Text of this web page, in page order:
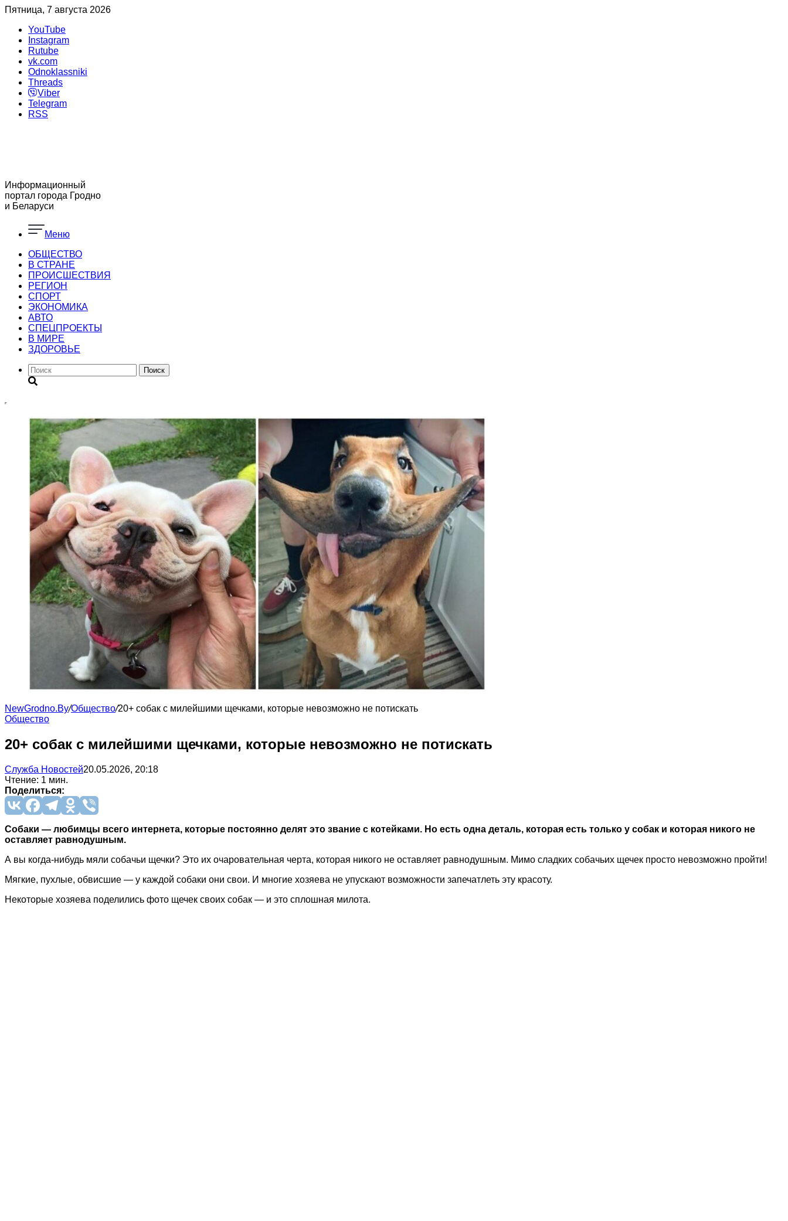
Пятница, 7 августа 2026
YouTube
Instagram
Rutube
vk.com
Odnoklassniki
Threads
Viber
Telegram
RSS
Информационный
портал города Гродно
и Беларуси
Меню
ОБЩЕСТВО
В СТРАНЕ
ПРОИСШЕСТВИЯ
РЕГИОН
CПОРТ
ЭКОНОМИКА
АВТО
СПЕЦПРОЕКТЫ
В МИРЕ
ЗДОРОВЬЕ
Поиск
NewGrodno.By/Общество/20+ собак с милейшими щечками, которые невозможно не потискать
Общество
20+ собак с милейшими щечками, которые невозможно не потискать
Служба Новостей20.05.2026, 20:18
Чтение: 1 мин.
Поделиться:
Собаки — любимцы всего интернета, которые постоянно делят это звание с котейками. Но есть одна деталь, которая есть только у собак и которая никого не
оставляет равнодушным.
А вы когда-нибудь мяли собачьи щечки? Это их очаровательная черта, которая никого не оставляет равнодушным. Мимо сладких собачьих щечек просто невозможно пройти!
Мягкие, пухлые, обвисшие — у каждой собаки они свои. И многие хозяева не упускают возможности запечатлеть эту красоту.
Некоторые хозяева поделились фото щечек своих собак — и это сплошная милота.